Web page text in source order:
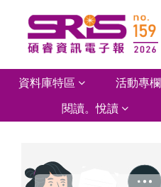
資料庫特區 活動專欄
閱讀。悅讀